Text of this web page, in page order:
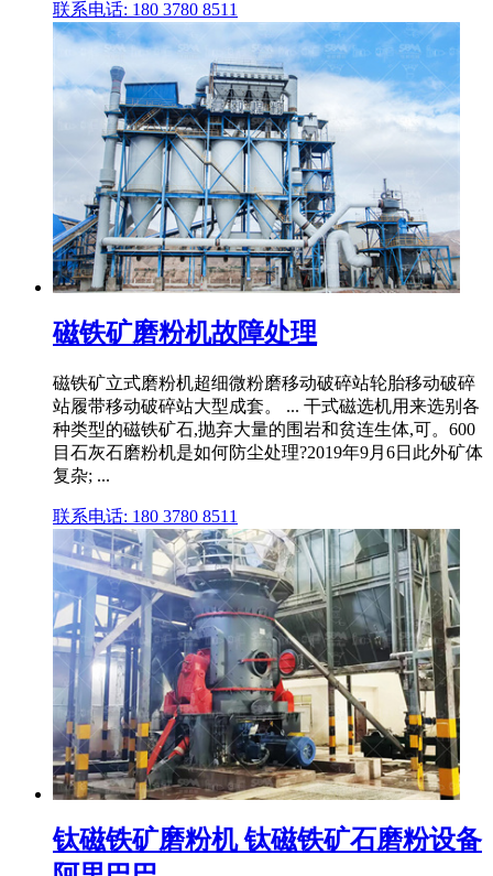
联系电话: 180 3780 8511
磁铁矿磨粉机故障处理
磁铁矿立式磨粉机超细微粉磨移动破碎站轮胎移动破碎
站履带移动破碎站大型成套。 ... 干式磁选机用来选别各
种类型的磁铁矿石,抛弃大量的围岩和贫连生体,可。600
目石灰石磨粉机是如何防尘处理?2019年9月6日此外矿体
复杂; ...
联系电话: 180 3780 8511
钛磁铁矿磨粉机 钛磁铁矿石磨粉设备